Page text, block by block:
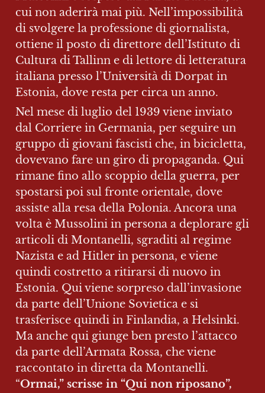
cui non aderirà mai più. Nell’impossibilità
di svolgere la professione di giornalista,
ottiene il posto di direttore dell’Istituto di
Cultura di Tallinn e di lettore di letteratura
italiana presso l’Università di Dorpat in
Estonia, dove resta per circa un anno.
Nel mese di luglio del 1939 viene inviato
dal Corriere in Germania, per seguire un
gruppo di giovani fascisti che, in bicicletta,
dovevano fare un giro di propaganda. Qui
rimane fino allo scoppio della guerra, per
spostarsi poi sul fronte orientale, dove
assiste alla resa della Polonia. Ancora una
volta è Mussolini in persona a deplorare gli
articoli di Montanelli, sgraditi al regime
Nazista e ad Hitler in persona, e viene
quindi costretto a ritirarsi di nuovo in
Estonia. Qui viene sorpreso dall’invasione
da parte dell’Unione Sovietica e si
trasferisce quindi in Finlandia, a Helsinki.
Ma anche qui giunge ben presto l’attacco
da parte dell’Armata Rossa, che viene
raccontato in diretta da Montanelli.
“Ormai,” scrisse in “Qui non riposano”,